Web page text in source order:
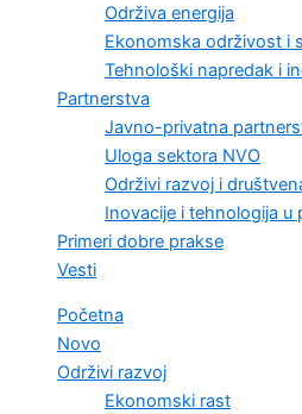
Održiva energija
Ekonomska održivost i
Tehnološki napredak i
Partnerstva
Javno-privatna
Uloga sektora NVO
Održivi razvoj i
Inovacije i tehnologija u
Primeri dobre prakse
Vesti
Početna
Novo
Održivi razvoj
Ekonomski rast